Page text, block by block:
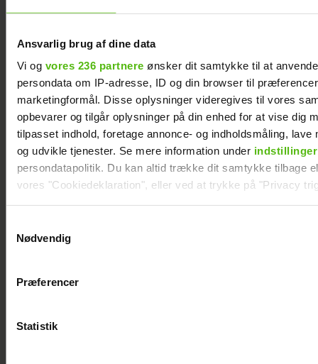
Ansvarlig brug af dine data
Vi og vores 236 partnere ønsker dit samtykke til at
persondata om IP-adresse, ID og din browser til
marketingformål. Disse oplysninger videregives til vores
opbevarer og tilgår oplysninger på din enhed for at vise dig
tilpasset indhold, foretage annonce- og indholdsmåling, lave
og udvikle tjenester. Se mere information under indstillinger
persondatapolitik. Du kan altid trække dit samtykke tilbage
vores "Cookiedeklaration", eller ved at trykke på "Privacy
Vi anvender egne cookies og cookies fra tredjeparter til at
generere statistik og huske dine præferencer samt til brug
Nødvendig
Præferencer
Statistik